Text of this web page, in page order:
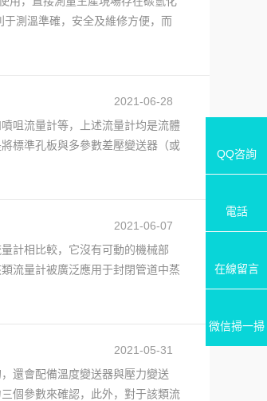
測溫準確，安全及維修方便，而
2021-06-28
咀流量計等，上述流量計均是流體
標準孔板與多參數差壓變送器（或
2021-06-07
計相比較，它沒有可動的機械部
流量計被廣泛應用于封閉管道中蒸
2021-05-31
還會配備溫度變送器與壓力變送
個參數來確認，此外，對于該類流
QQ咨詢
電話
在線留言
微信掃一掃